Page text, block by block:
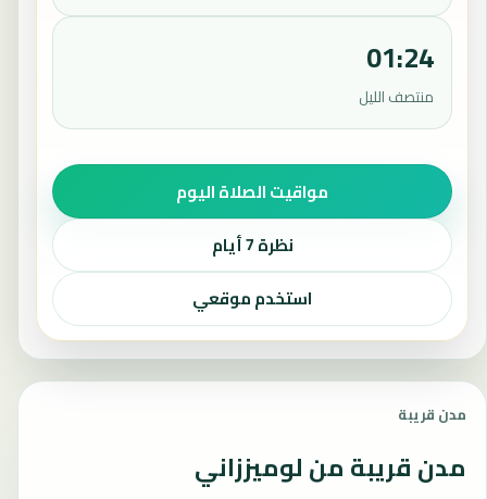
01:24
منتصف الليل
مواقيت الصلاة اليوم
نظرة 7 أيام
استخدم موقعي
مدن قريبة
مدن قريبة من لوميززاني